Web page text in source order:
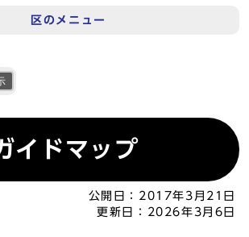
区のメニュー
イドマップ
公開日： 2017年3月21日
更新日：
2026年3月6日